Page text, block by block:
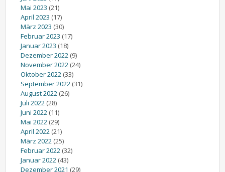
Mai 2023 (21)
April 2023 (17)
März 2023 (30)
Februar 2023 (17)
Januar 2023 (18)
Dezember 2022 (9)
November 2022 (24)
Oktober 2022 (33)
September 2022 (31)
August 2022 (26)
Juli 2022 (28)
Juni 2022 (11)
Mai 2022 (29)
April 2022 (21)
März 2022 (25)
Februar 2022 (32)
Januar 2022 (43)
Dezember 2021 (29)